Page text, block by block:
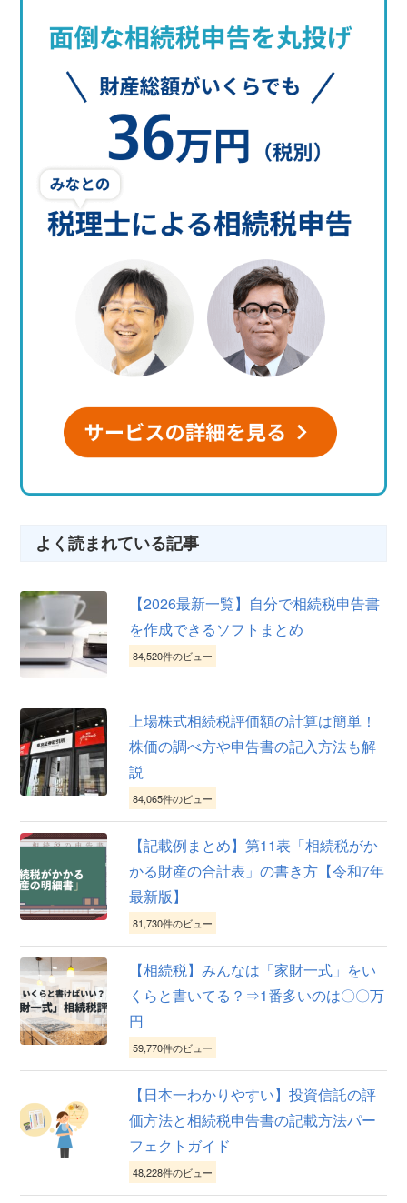
よく読まれている記事
【2026最新一覧】自分で相続税申告書
を作成できるソフトまとめ
84,520件のビュー
上場株式相続税評価額の計算は簡単！
株価の調べ方や申告書の記入方法も解
説
84,065件のビュー
【記載例まとめ】第11表「相続税がか
かる財産の合計表」の書き方【令和7年
最新版】
81,730件のビュー
【相続税】みんなは「家財一式」をい
くらと書いてる？⇒1番多いのは〇〇万
円
59,770件のビュー
【日本一わかりやすい】投資信託の評
価方法と相続税申告書の記載方法パー
フェクトガイド
48,228件のビュー